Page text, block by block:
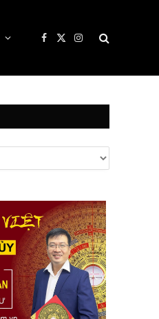
Facebook
X
Instagram